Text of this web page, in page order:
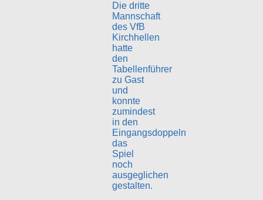
Die dritte
Mannschaft
des VfB
Kirchhellen
hatte
den
Tabellenführer
zu Gast
und
konnte
zumindest
in den
Eingangsdoppeln
das
Spiel
noch
ausgeglichen
gestalten.